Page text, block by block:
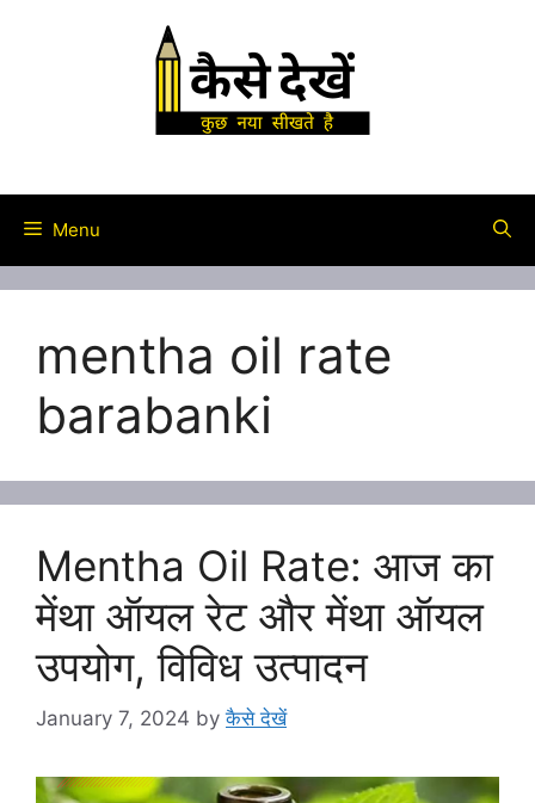
Menu
mentha oil rate
barabanki
Mentha Oil Rate: आज का
मेंथा ऑयल रेट और मेंथा ऑयल
उपयोग, विविध उत्पादन
January 7, 2024 byकैसे देखें